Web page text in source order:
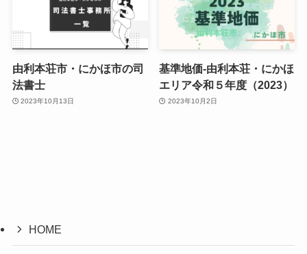
由利本荘市・にかほ市の司
法書士
2023年10月13日
基準地価-由利本荘・にかほ
エリア令和５年度（2023）
2023年10月2日
HOME